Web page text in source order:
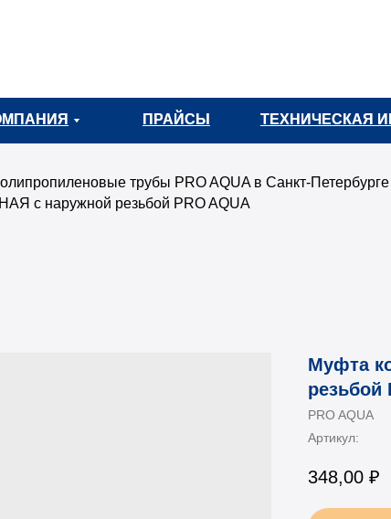
ПРАЙСЫ
ПРАЙСЫ ТЕХНИЧЕСКАЯ
ТЕХНИЧЕСКАЯ
трубы PRO AQUA в Санкт-Петербурге
с наружной резьбой PRO AQUA
Муфта
резьбой
PRO AQUA
Артикул:
348,00 ₽